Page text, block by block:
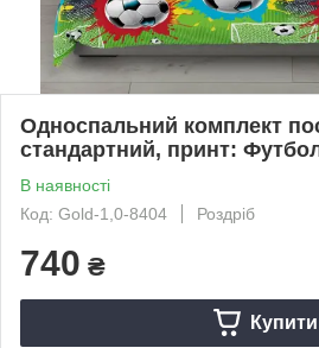
Односпальний комплект
стандартний, принт:
В наявності
Код: Gold-1,0-8404
Роздріб
740 ₴
Купити